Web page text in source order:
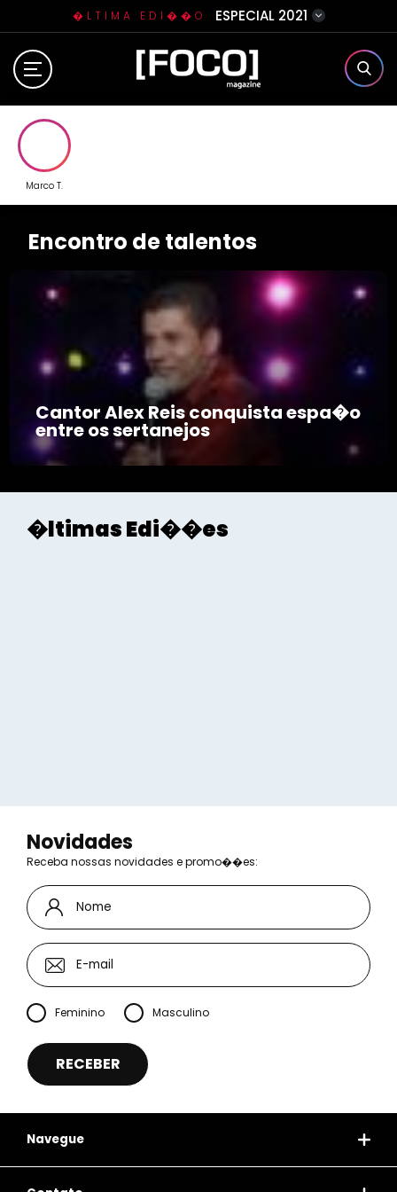
�LTIMA EDI��O ESPECIAL 2021
Home
Contato
Marco T.
Encontro de talentos
Cantor Alex Reis conquista espa�o
entre os sertanejos
�ltimas Edi��es
Novidades
Receba nossas novidades e promo��es:
Feminino Masculino
Navegue